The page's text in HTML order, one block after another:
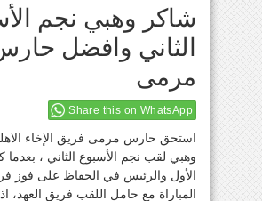
شاكر وهبي نجم
الثاني وافضل
مرمى
Share this on WhatsApp
استحق حارس مرمى فريق الإخاء
وهبي لقب نجم الأسبوع الثاني ، بعدما
الأول والرئيس في الحفاظ على فوز
المباراة مع حامل اللقب فريق العهد،